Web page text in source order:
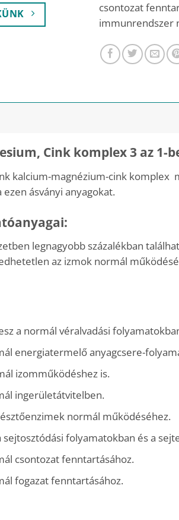
csontozat
immunrendszer
Cink komplex 3 az 1-
kalcium-magnézium-cink
ásványi anyagokat.
legnagyobb százalékban
az izmok normál
a normál véralvadási
energiatermelő anyagcsere-
izomműködéshez is.
ingerületátvitelben.
normál működéséhez.
sejtosztódási folyamatokban és a
csontozat fenntartá­sához.
fogazat fenntartásá­hoz.